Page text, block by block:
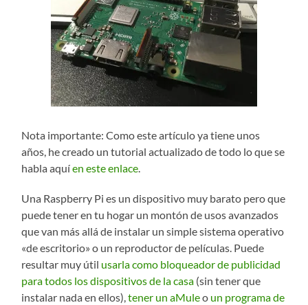
Nota importante: Como este artículo ya tiene unos
años, he creado un tutorial actualizado de todo lo que se
habla aquíen este enlace.
Una Raspberry Pi es un dispositivo muy barato pero que
puede tener en tu hogar un montón de usos avanzados
que van más allá de instalar un simple sistema operativo
«de escritorio» o un reproductor de películas. Puede
resultar muy útil usarla como bloqueador de publicidad
para todos los dispositivos de la casa (sin tener que
instalar nada en ellos),tener un aMuleo un programa de